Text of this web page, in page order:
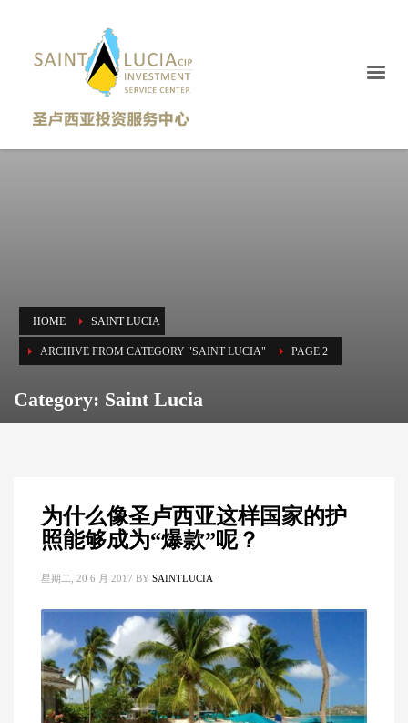
HOME SAINT LUCIA
ARCHIVE FROM CATEGORY "SAINT LUCIA" PAGE 2
Category: Saint Lucia
为什么像圣卢西亚这样国家的护
照能够成为“爆款”呢？
星期二, 20 6 月 2017 BY SAINTLUCIA